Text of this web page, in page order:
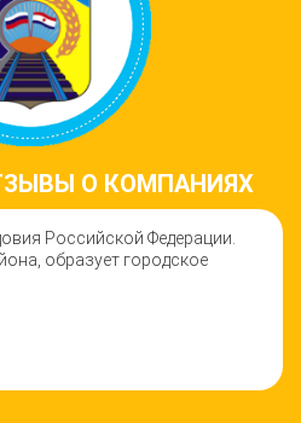
О КОМПАНИЯХ
Российской Федерации.
образует городское